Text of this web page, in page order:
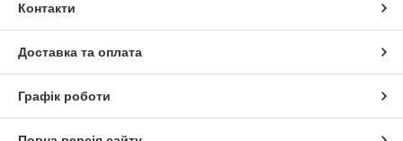
Контакти
Доставка та оплата
Графік роботи